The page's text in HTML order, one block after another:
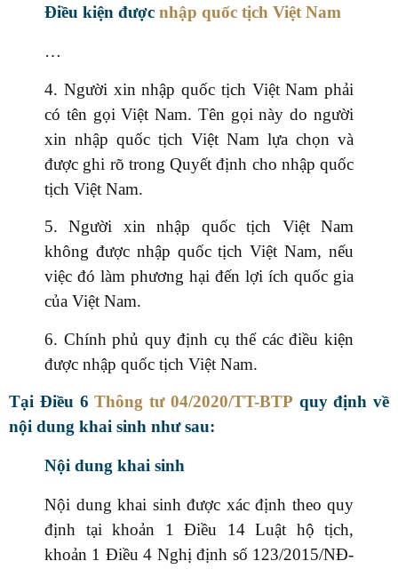
Điều kiện được nhập quốc tịch Việt Nam
…
4. Người xin nhập quốc tịch Việt Nam phải
có tên gọi Việt Nam. Tên gọi này do người
xin nhập quốc tịch Việt Nam lựa chọn và
được ghi rõ trong Quyết định cho nhập quốc
tịch Việt Nam.
5. Người xin nhập quốc tịch Việt Nam
không được nhập quốc tịch Việt Nam, nếu
việc đó làm phương hại đến lợi ích quốc gia
của Việt Nam.
6. Chính phủ quy định cụ thể các điều kiện
được nhập quốc tịch Việt Nam.
Tại Điều 6Thông tư 04/2020/TT-BTP quy định về
nội dung khai sinh như sau:
Nội dung khai sinh
Nội dung khai sinh được xác định theo quy
định tại khoản 1 Điều 14 Luật hộ tịch,
khoản 1 Điều 4 Nghị định số 123/2015/NĐ-